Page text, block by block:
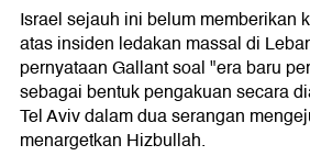
Israel sejauh ini belum memberikan
atas insiden ledakan massal di
pernyataan Gallant soal "era baru
sebagai bentuk pengakuan secara
Tel Aviv dalam dua serangan
menargetkan Hizbullah.